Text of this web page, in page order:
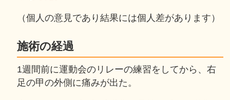
（個人の意見であり結果には個人差があります）
施術の経過
1週間前に運動会のリレーの練習をしてから、右
足の甲の外側に痛みが出た。